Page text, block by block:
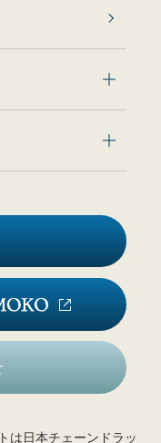
は日本チェーンドラッ